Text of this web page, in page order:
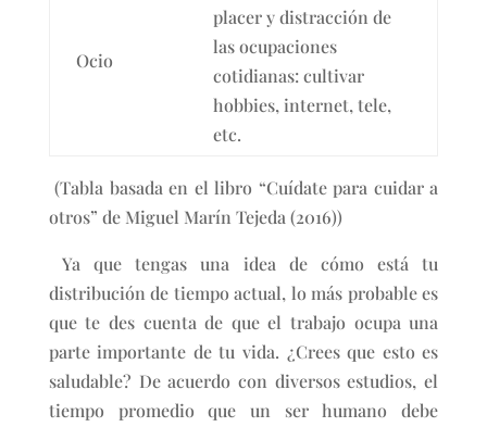
Ocio
placer y distracción de
las ocupaciones
cotidianas: cultivar
hobbies, internet, tele,
etc.
(Tabla basada en el libro “Cuídate para cuidar a
otros” de Miguel Marín Tejeda (2016))
Ya que tengas una idea de cómo está tu
distribución de tiempo actual, lo más probable es
que te des cuenta de que el trabajo ocupa una
parte importante de tu vida. ¿Crees que esto es
saludable? De acuerdo con diversos estudios, el
tiempo promedio que un ser humano debe